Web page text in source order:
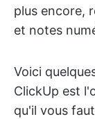
plus encore,
et notes
Voici
ClickUp est
qu'il vous